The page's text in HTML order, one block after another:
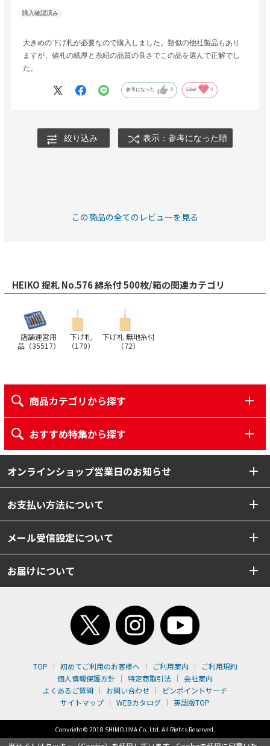
大きめの下げ札が必要なので購入しました。類似の他社製品もあり
ますが、値札の紙厚と糸紐の品質の良さでこの品を選んで正解でし
た。
参考になった 0 Like! 0
絞り込み 表示：参考になった順
この商品の全てのレビューを見る
HEIKO 提札 No.576 綿糸付 500枚/箱の関連カテゴリ
店舗運営用
品（35517）
下げ札
（170）
下げ札 無地糸付
（72）
商品カテゴリから探す
おすすめ特集から探す
オンラインショップ営業日のお知らせ
お支払い方法について
メール受信設定について
お届けについて
TOP 初めてご利用のお客様へ ご利用案内
ご利用規約
個人情報保護方針
特定商取引法
会社案内
よくあるご質問
お問い合わせ
ピンポイントサーチ
サイトマップ
WEBカタログ 英語版TOP
Copyright© 2018 SHIMOJIMA Co.,Ltd. All Rights Reserved.